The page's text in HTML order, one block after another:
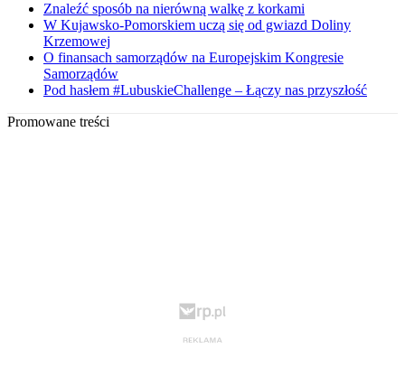
Znaleźć sposób na nierówną walkę z korkami
W Kujawsko-Pomorskiem uczą się od gwiazd Doliny
Krzemowej
O finansach samorządów na Europejskim Kongresie
Samorządów
Pod hasłem #LubuskieChallenge – Łączy nas przyszłość
Promowane treści